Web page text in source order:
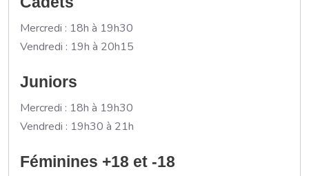
Mercredi : 18h à 19h30
Vendredi : 19h à 20h15
Juniors
Mercredi : 18h à 19h30
Vendredi : 19h30 à 21h
Féminines +18 et -18